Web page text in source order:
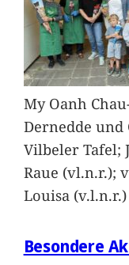
My Oanh
Dernedde und
Vilbeler Tafel;
Raue (vl.n.r.);
Louisa (v.l.n.r.)
Besondere